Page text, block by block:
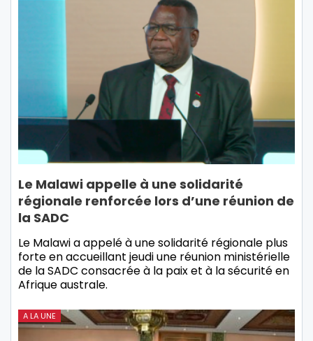
Le Malawi appelle à une solidarité
régionale renforcée lors d’une réunion de
la SADC
Le Malawi a appelé à une solidarité régionale plus
forte en accueillant jeudi une réunion ministérielle
de la SADC consacrée à la paix et à la sécurité en
Afrique australe.
A LA UNE